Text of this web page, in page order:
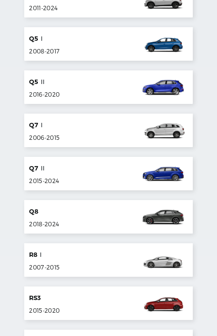
2011-2024
Q5 I
2008-2017
Q5 II
2016-2020
Q7 I
2006-2015
Q7 II
2015-2024
Q8
2018-2024
R8 I
2007-2015
RS3
2015-2020